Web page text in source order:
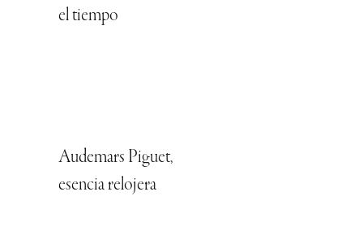
el tiempo
Audemars Piguet,
esencia relojera